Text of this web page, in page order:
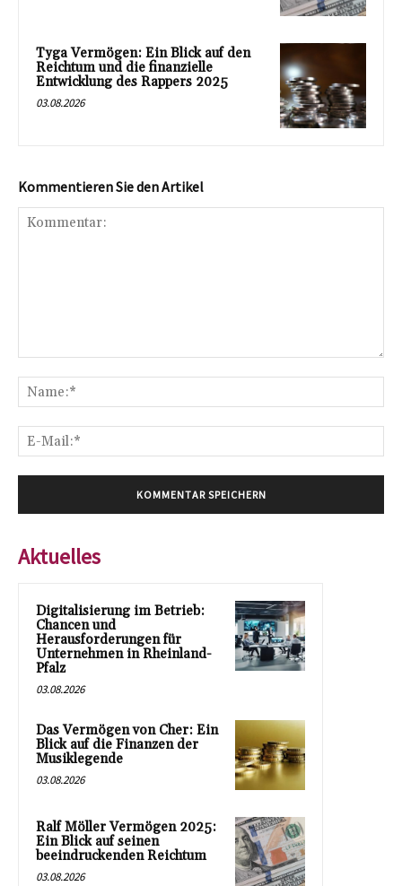
Tyga Vermögen: Ein Blick auf den
Reichtum und die finanzielle
Entwicklung des Rappers 2025
03.08.2026
Kommentieren Sie den Artikel
Aktuelles
Digitalisierung im Betrieb:
Chancen und
Herausforderungen für
Unternehmen in Rheinland-
Pfalz
03.08.2026
Das Vermögen von Cher: Ein
Blick auf die Finanzen der
Musiklegende
03.08.2026
Ralf Möller Vermögen 2025:
Ein Blick auf seinen
beeindruckenden Reichtum
03.08.2026